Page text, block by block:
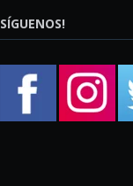
SÍGUENOS!